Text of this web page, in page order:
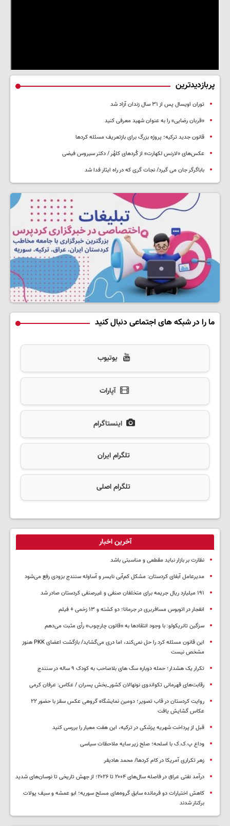
پربازدیدترین
توران اویسال پس از ۳۱ سال زندان آزاد شد
«قربان رضایی» را به عنوان شهید معرفی کنید
قانون جدید ترکیه؛ پروژه بزرگ‌ برای بازتعریف مسئله کردها
عکس‌های «لارنس لکهارت» از کُردهای کلهُر / دکتر سیروس فیضی
باباگرگر جان می گیرد/ نجات گری که در راه ایثار فدا شد
ما را در شبکه های اجتماعی دنبال کنید
یوتیوب
آپارات
اینستاگرام
تلگرام ایران
تلگرام اصلی
آخرین اخبار
نظارت بر بازار نباید مقطعی و مناسبتی باشد
مدیرعامل آبفای کردستان: مشکل کم‌آبی نایسر و آساوله سنندج بزودی رفع می‌شود
۱۹۱ میلیارد ریال جریمه برای متخلفان صنفی و غیرصنفی کردستان صادر شد
انفجار در اتوبوس مسافربری در جرمانا؛ دو کشته و ۱۳ زخمی + فیلم
سزگین تانریکولو: با وجود انتقادها به «قانون چارچوب» رأی مثبت می‌دهم
این قانون مسئله کرد را حل نمی‌کند، اما دری می‌گشاید/ بازگشت اعضای PKK هنوز
مشخص نیست
تکرار یک هشدار؛ حمله دوباره سگ های بلاصاحب به کودک ۹ ساله در سنندج
رقابت‌های قهرمانی تکواندوی نونهالان کشور_بخش پسران / عکاس: عرفان کرمی
روایت کردستان در قاب تصویر؛ دومین نمایشگاه گروهی عکس سقز با حضور ۲۲
عکاس گشایش یافت
قبل از پرداخت شهریه پزشکی در ترکیه، این هفت معیار را بررسی کنید
وداع پ.ک.ک با اسلحه؛ صلح زیر سایه ملاحظات سیاسی
زهر تکراری آمریکا در کام کردها/ محمد هادیفر
درآمد نفتی عراق در فاصله سال‌های ۲۰۰۴ تا ۲۰۲۶؛ از جهش تاریخی تا نوسان‌های شدید
کاهش اختیارات دو فرمانده سابق گروه‌های مسلح سوریه؛ ابو عمشه و سیف پولات
برکنار شدند